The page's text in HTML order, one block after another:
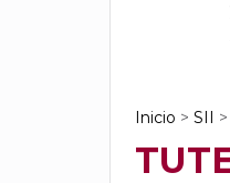
Ventanilla
Empresarial
Inicio > SII >